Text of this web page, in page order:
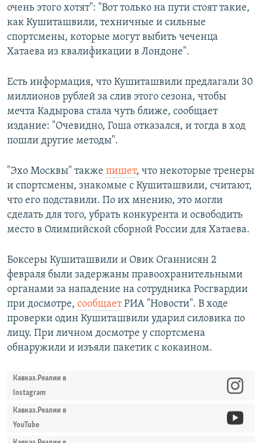
очень этого хотят": "Вот только на пути стоят такие,
как Кушиташвили, техничные и сильные
спортсмены, которые могут выбить чеченца
Хатаева из квалификации в Лондоне".
Есть информация, что Кушиташвили предлагали 30
миллионов рублей за слив этого сезона, чтобы
мечта Кадырова стала чуть ближе, сообщает
издание: "Очевидно, Гоша отказался, и тогда в ход
пошли другие методы".
"Эхо Москвы" также пишет, что некоторые тренеры
и спортсмены, знакомые с Кушиташвили, считают,
что его подставили. По их мнению, это могли
сделать для того, убрать конкурента и освободить
место в Олимпийской сборной России для Хатаева.
Боксеры Кушиташвили и Овик Оганнисян 2
февраля были задержаны правоохранительными
органами за нападение на сотрудника Росгвардии
при досмотре, сообщаетРИА "Новости". В ходе
проверки один Кушиташвили ударил силовика по
лицу. При личном досмотре у спортсмена
обнаружили и изъяли пакетик с кокаином.
Кавказ.Реалии в
Instagram
Кавказ.Реалии в
YouTube